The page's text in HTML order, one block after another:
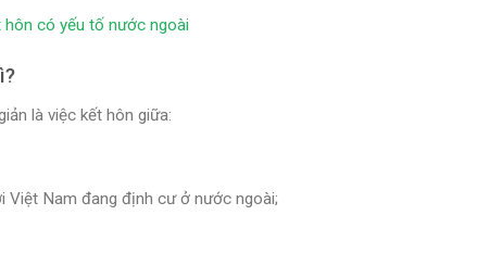
có yếu tố nước ngoài
là việc kết hôn giữa:
Nam đang định cư ở nước ngoài;